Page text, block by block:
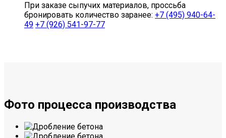
При заказе сыпучих материалов, проссьба
бронировать количество заранее: +7 (495) 940-64-
49 +7 (926) 541-97-77
Фото процесса производства